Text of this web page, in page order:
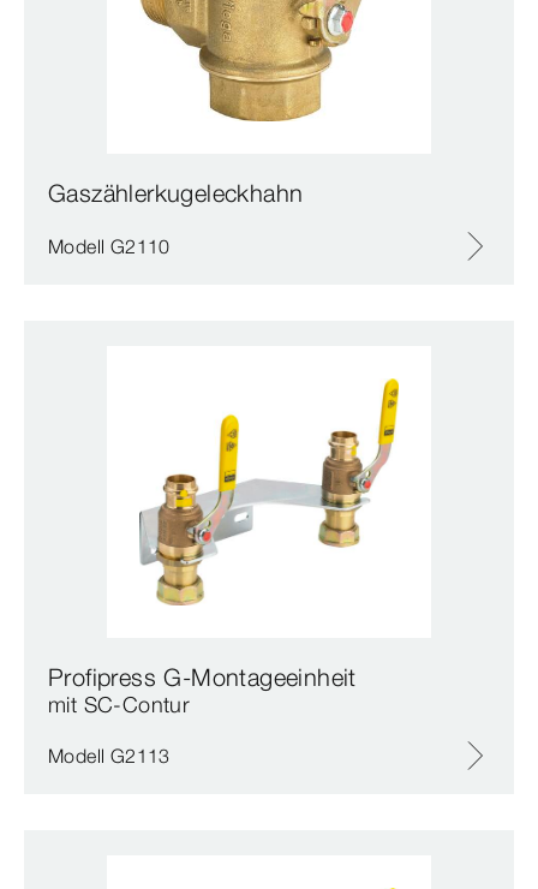
Gaszählerkugeleckhahn
Modell G2110
Profipress G-Montageeinheit
mit SC‑Contur
Modell G2113